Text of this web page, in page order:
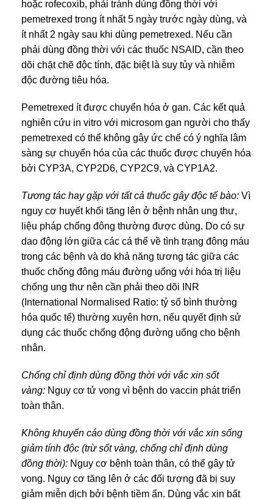
hoặc rofecoxib, phải tránh dùng đồng thời với
pemetrexed trong ít nhất 5 ngày trước ngày dùng, và
ít nhất 2 ngày sau khi dùng pemetrexed. Nếu cần
phải dùng đồng thời với các thuốc NSAID, cần theo
dõi chặt chẽ độc tính, đặc biệt là suy tủy và nhiễm
độc đường tiêu hóa.
Pemetrexed ít được chuyển hóa ở gan. Các kết quả
nghiên cứu in vitro với microsom gan người cho thấy
pemetrexed có thể không gây ức chế có ý nghĩa lâm
sàng sự chuyển hóa của các thuốc được chuyển hóa
bởi CYP3A, CYP2D6, CYP2C9, và CYP1A2.
Tương tác hay gặp với tất cả thuốc gây độc tế bào: Vì
nguy cơ huyết khối tăng lên ở bệnh nhân ung thư,
liệu pháp chống đông thường được dùng. Do có sự
dao động lớn giữa các cá thể về tình trạng đông máu
trong các bệnh và do khả năng tương tác giữa các
thuốc chống đông máu đường uống với hóa trị liệu
chống ung thư nên cần phải theo dõi INR
(International Normalised Ratio: tỷ số bình thường
hóa quốc tế) thường xuyên hơn, nếu quyết định sử
dụng các thuốc chống động đường uống cho bệnh
nhân.
Chống chỉ định dùng đồng thời với vắc xin sốt
vàng: Nguy cơ tử vong vì bệnh do vaccin phát triển
toàn thân.
Không khuyến cáo dùng đồng thời với vắc xin sống
giảm tính độc (trừ sốt vàng, chống chỉ định dùng
đồng thời): Nguy cơ bệnh toàn thân, có thể gây tử
vong. Nguy cơ tăng lên ở các đối tượng đã bị suy
giảm miễn dịch bởi bệnh tiềm ẩn. Dùng vắc xin bất